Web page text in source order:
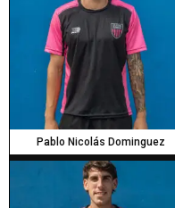
Pablo Nicolás Dominguez